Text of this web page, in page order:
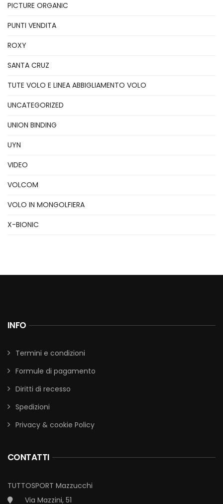
PICTURE ORGANIC
PUNTI VENDITA
ROXY
SANTA CRUZ
TUTE VOLO E LINEA ABBIGLIAMENTO VOLO
UNCATEGORIZED
UNION BINDING
UYN
VIDEO
VOLCOM
VOLO IN MONGOLFIERA
X-BIONIC
INFO
Termini e condizioni
Formule di pagamento
Diritti di recesso
Spedizioni
Privacy & cookie Policy
CONTATTI
TUTTOSPORT Mazzucchi
Via Mazzini, 51